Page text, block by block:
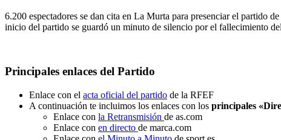
6.200 espectadores se dan cita en La Murta para presenciar el partido
inicio del partido se guardó un minuto de silencio por el fallecimiento
Principales enlaces del Partido
Enlace con el acta oficial del partido de la RFEF
A continuación te incluimos los enlaces con los principales
Enlace con la Retransmisión de as.com
Enlace con en directo de marca.com